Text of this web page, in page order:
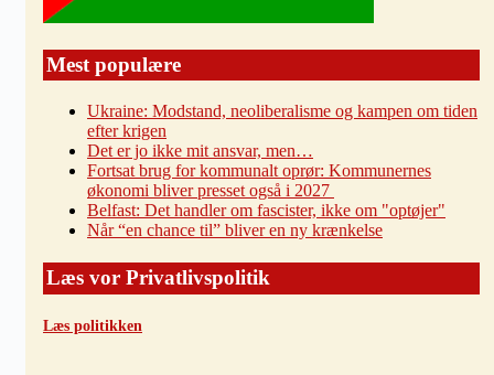
Mest populære
Ukraine: Modstand, neoliberalisme og kampen om tiden
efter krigen
Det er jo ikke mit ansvar, men…
Fortsat brug for kommunalt oprør: Kommunernes
økonomi bliver presset også i 2027
Belfast: Det handler om fascister, ikke om "optøjer"
Når “en chance til” bliver en ny krænkelse
Læs vor Privatlivspolitik
Læs politikken